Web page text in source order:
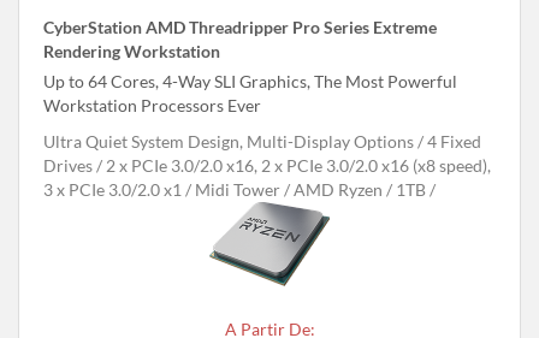
CyberStation AMD Threadripper Pro Series Extreme
Rendering Workstation
Up to 64 Cores, 4-Way SLI Graphics, The Most Powerful
Workstation Processors Ever
Ultra Quiet System Design, Multi-Display Options
4 Fixed
Drives
2 x PCIe 3.0/2.0 x16, 2 x PCIe 3.0/2.0 x16 (x8 speed),
3 x PCIe 3.0/2.0 x1
Midi Tower AMD Ryzen 1TB
A Partir De: